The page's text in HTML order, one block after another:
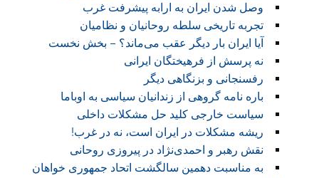
وصل شدن ایران به ارابه پیشرفت غرب
تجربه تاریخی سلطه روحانیان و نظامیان
آیا ایران بار دیگر عقب می‌ماند؟ – بخش نخست
نه پرسش از فرهیختگان ایرانی
رفسنجانی و بزنگاهی دیگر
باره نامه گروهی از زندانیان سیاسی به اوباما
سیاست خارجی کلید حل مشکلات داخلی
ریشه مشکلات در ایران است، نه در غرب!
نقش رهبر و احمدی‌نژاد در پیروزی روحانی
به مناسبت دهمین سالگشت اتحاد جمهوری خواهان